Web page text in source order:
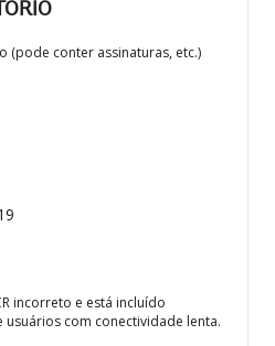
(pode conter assinaturas, etc.)
incorreto e está incluído
com conectividade lenta.